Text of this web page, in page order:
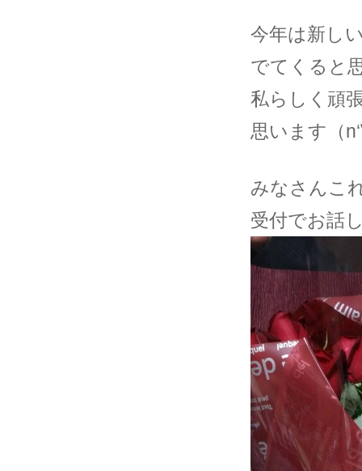
今年は新し
でてくると
私らしく頑
思います（
みなさんこ
受付でお話